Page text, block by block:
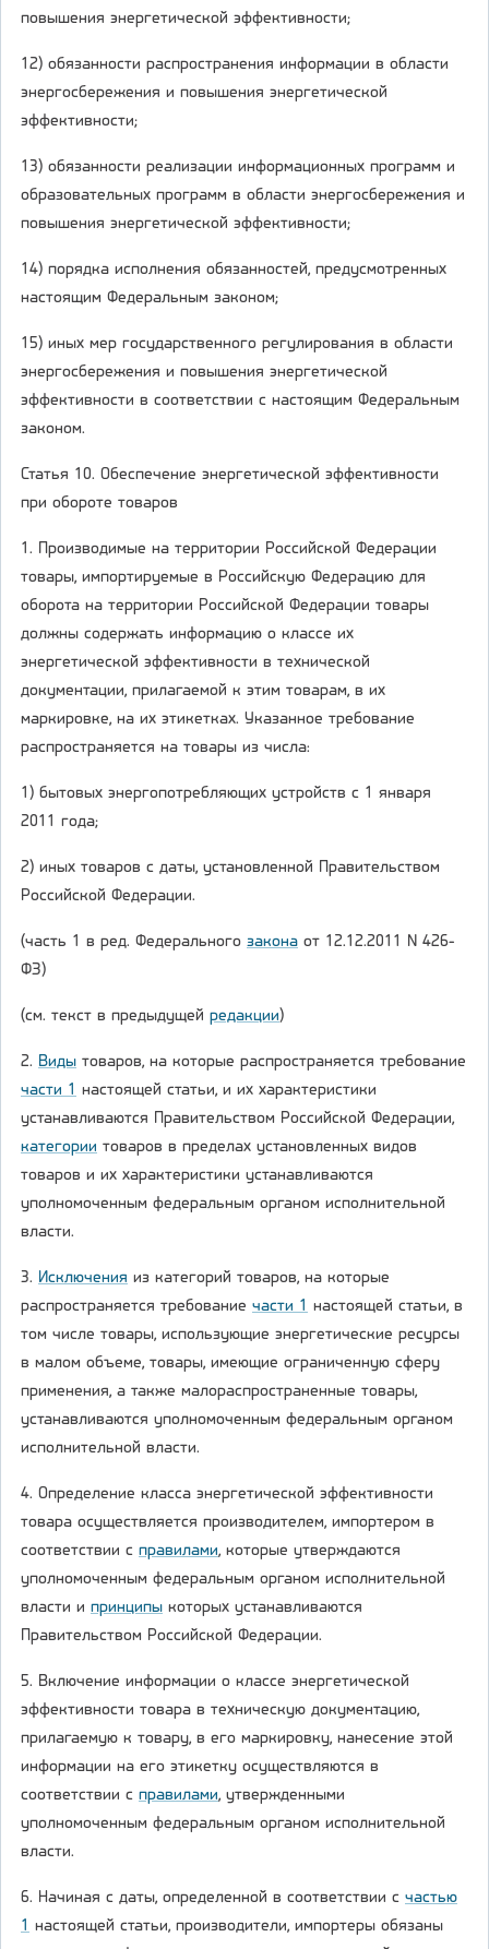
повышения энергетической эффективности;
12) обязанности распространения информации в области
энергосбережения и повышения энергетической
эффективности;
13) обязанности реализации информационных программ и
образовательных программ в области энергосбережения и
повышения энергетической эффективности;
14) порядка исполнения обязанностей, предусмотренных
настоящим Федеральным законом;
15) иных мер государственного регулирования в области
энергосбережения и повышения энергетической
эффективности в соответствии с настоящим Федеральным
законом.
Статья 10. Обеспечение энергетической эффективности
при обороте товаров
1. Производимые на территории Российской Федерации
товары, импортируемые в Российскую Федерацию для
оборота на территории Российской Федерации товары
должны содержать информацию о классе их
энергетической эффективности в технической
документации, прилагаемой к этим товарам, в их
маркировке, на их этикетках. Указанное требование
распространяется на товары из числа:
1) бытовых энергопотребляющих устройств с 1 января
2011 года;
2) иных товаров с даты, установленной Правительством
Российской Федерации.
(часть 1 в ред. Федерального закона от 12.12.2011 N 426-
ФЗ)
(см. текст в предыдущей редакции)
2. Виды товаров, на которые распространяется требование
части 1 настоящей статьи, и их характеристики
устанавливаются Правительством Российской Федерации,
категории товаров в пределах установленных видов
товаров и их характеристики устанавливаются
уполномоченным федеральным органом исполнительной
власти.
3. Исключения из категорий товаров, на которые
распространяется требование части 1 настоящей статьи, в
том числе товары, использующие энергетические ресурсы
в малом объеме, товары, имеющие ограниченную сферу
применения, а также малораспространенные товары,
устанавливаются уполномоченным федеральным органом
исполнительной власти.
4. Определение класса энергетической эффективности
товара осуществляется производителем, импортером в
соответствии с правилами, которые утверждаются
уполномоченным федеральным органом исполнительной
власти и принципы которых устанавливаются
Правительством Российской Федерации.
5. Включение информации о классе энергетической
эффективности товара в техническую документацию,
прилагаемую к товару, в его маркировку, нанесение этой
информации на его этикетку осуществляются в
соответствии с правилами, утвержденными
уполномоченным федеральным органом исполнительной
власти.
6. Начиная с даты, определенной в соответствии с частью
1 настоящей статьи, производители, импортеры обязаны